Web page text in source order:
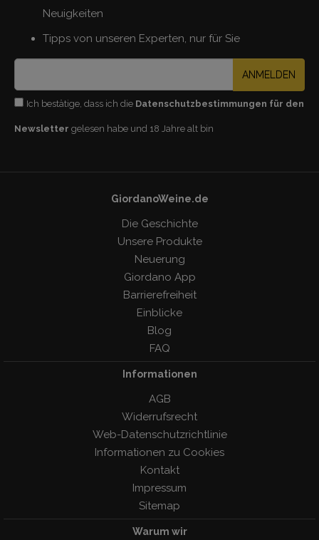
Neuigkeiten
Tipps von unseren Experten, nur für Sie
ANMELDEN
Ich bestätige, dass ich die Datenschutzbestimmungen für den
Newsletter gelesen habe und 18 Jahre alt bin
GiordanoWeine.de
Die Geschichte
Unsere Produkte
Neuerung
Giordano App
Barrierefreiheit
Einblicke
Blog
FAQ
Informationen
AGB
Widerrufsrecht
Web-Datenschutzrichtlinie
Informationen zu Cookies
Kontakt
Impressum
Sitemap
Warum wir